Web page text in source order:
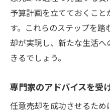
予算計画を立てておくこ
す。これらのステップを
却が実現し、新たな生活
きるでしょう。
専門家のアドバイスを受
任意売却を成功させるた